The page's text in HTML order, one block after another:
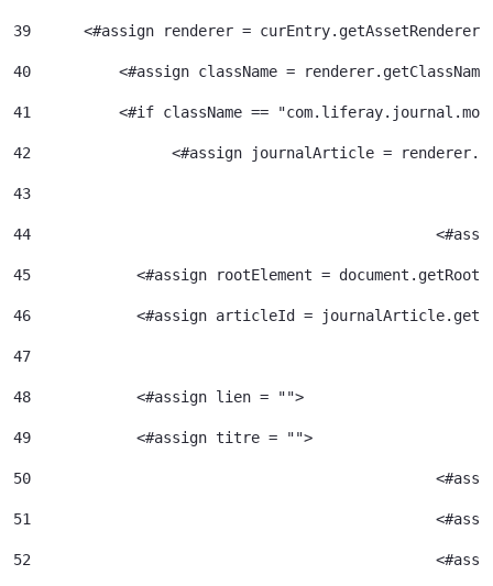
39
<#assign renderer =
40
<#assign className =
41
<#if className ==
42
<#assign journalArticle =
43
44
45
<#assign rootElement =
46
<#assign articleId =
47
48
            <#assign lien = "">
49
            <#assign titre = "">
50
51
52